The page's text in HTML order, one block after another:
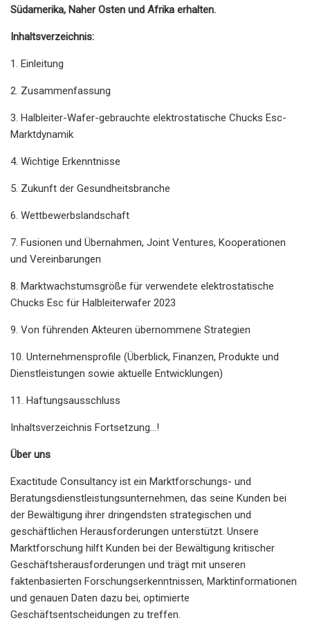
Südamerika, Naher Osten und Afrika erhalten.
Inhaltsverzeichnis:
1. Einleitung
2. Zusammenfassung
3. Halbleiter-Wafer-gebrauchte elektrostatische Chucks Esc-
Marktdynamik
4. Wichtige Erkenntnisse
5. Zukunft der Gesundheitsbranche
6. Wettbewerbslandschaft
7. Fusionen und Übernahmen, Joint Ventures, Kooperationen
und Vereinbarungen
8. Marktwachstumsgröße für verwendete elektrostatische
Chucks Esc für Halbleiterwafer 2023
9. Von führenden Akteuren übernommene Strategien
10. Unternehmensprofile (Überblick, Finanzen, Produkte und
Dienstleistungen sowie aktuelle Entwicklungen)
11. Haftungsausschluss
Inhaltsverzeichnis Fortsetzung…!
Über uns
Exactitude Consultancy ist ein Marktforschungs- und
Beratungsdienstleistungsunternehmen, das seine Kunden bei
der Bewältigung ihrer dringendsten strategischen und
geschäftlichen Herausforderungen unterstützt. Unsere
Marktforschung hilft Kunden bei der Bewältigung kritischer
Geschäftsherausforderungen und trägt mit unseren
faktenbasierten Forschungserkenntnissen, Marktinformationen
und genauen Daten dazu bei, optimierte
Geschäftsentscheidungen zu treffen.